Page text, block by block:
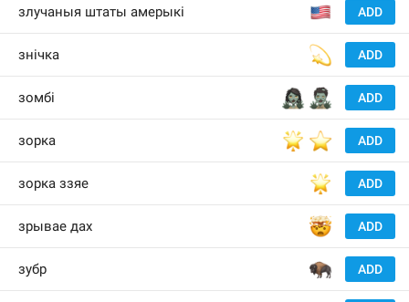
ADD
злучаныя штаты амерыкі
ADD
💫
знічка
ADD
🧟‍♀️
🧟‍♂️
зомбі
ADD
🌟
⭐️
зорка
ADD
🌟
зорка ззяе
ADD
🤯
зрывае дах
ADD
🦬
зубр